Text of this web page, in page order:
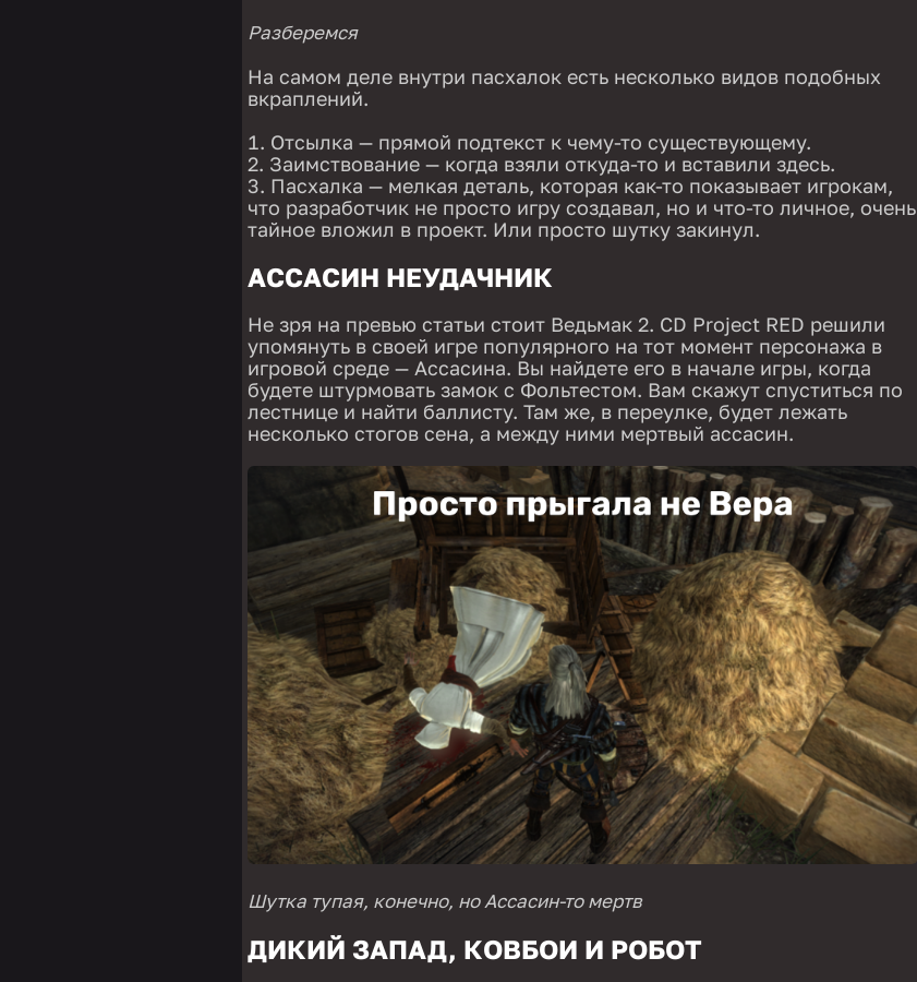
Разберемся
На самом деле внутри пасхалок есть несколько видов подобных
вкраплений.
Отсылка — прямой подтекст к чему-то существующему.
Заимствование — когда взяли откуда-то и вставили здесь.
Пасхалка — мелкая деталь, которая как-то показывает игрокам,
что разработчик не просто игру создавал, но и что-то личное, очень
тайное вложил в проект. Или просто шутку закинул.
АССАСИН НЕУДАЧНИК
Не зря на превью статьи стоит Ведьмак 2. CD Project RED решили
упомянуть в своей игре популярного на тот момент персонажа в
игровой среде — Ассасина. Вы найдете его в начале игры, когда
будете штурмовать замок с Фольтестом. Вам скажут спуститься по
лестнице и найти баллисту. Там же, в переулке, будет лежать
несколько стогов сена, а между ними мертвый ассасин.
Шутка тупая, конечно, но Ассасин-то мертв
ДИКИЙ ЗАПАД, КОВБОИ И РОБОТ